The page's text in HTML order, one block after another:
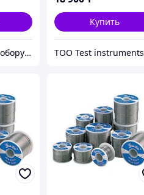
Инструменты и оборудование StellarTrade
Купить
ТОО Test instruments